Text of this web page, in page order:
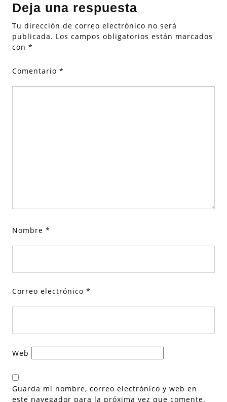
Deja una respuesta
Tu dirección de correo electrónico no será
publicada. Los campos obligatorios están marcados
con *
Comentario *
Nombre *
Correo electrónico *
Web
Guarda mi nombre, correo electrónico y web en
este navegador para la próxima vez que comente.